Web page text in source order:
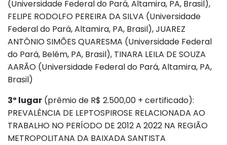
(Universidade Federal do Pará, Altamira, PA, Brasil),
FELIPE RODOLFO PEREIRA DA SILVA (Universidade
Federal do Pará, Altamira, PA, Brasil), JUAREZ
ANTÔNIO SIMÕES QUARESMA (Universidade Federal
do Pará, Belém, PA, Brasil), TINARA LEILA DE SOUZA
AARÃO (Universidade Federal do Pará, Altamira, PA,
Brasil)
3º lugar (prêmio de R$ 2.500,00 + certificado):
PREVALÊNCIA DE LEPTOSPIROSE RELACIONADA AO
TRABALHO NO PERÍODO DE 2012 A 2022 NA REGIÃO
METROPOLITANA DA BAIXADA SANTISTA